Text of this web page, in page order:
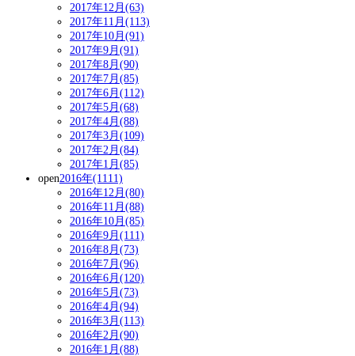
2017年12月(63)
2017年11月(113)
2017年10月(91)
2017年9月(91)
2017年8月(90)
2017年7月(85)
2017年6月(112)
2017年5月(68)
2017年4月(88)
2017年3月(109)
2017年2月(84)
2017年1月(85)
open2016年(1111)
2016年12月(80)
2016年11月(88)
2016年10月(85)
2016年9月(111)
2016年8月(73)
2016年7月(96)
2016年6月(120)
2016年5月(73)
2016年4月(94)
2016年3月(113)
2016年2月(90)
2016年1月(88)